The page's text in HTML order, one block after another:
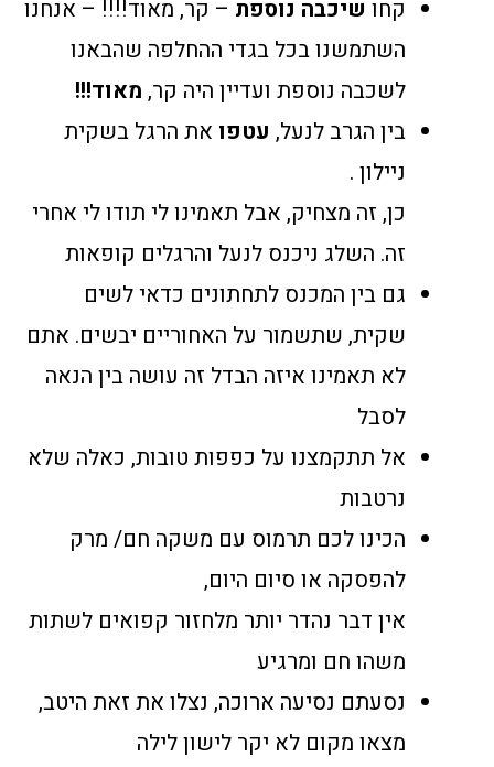
קחו שיכבה נוספת – קר, מאוד!!!! – אנחנו
השתמשנו בכל בגדי ההחלפה שהבאנו
לשכבה נוספת ועדיין היה קר, מאוד!!!
בין הגרב לנעל, עטפו את הרגל בשקית
ניילון .
כן, זה מצחיק, אבל תאמינו לי תודו לי אחרי
זה. השלג ניכנס לנעל והרגלים קופאות
גם בין המכנס לתחתונים כדאי לשים
שקית, שתשמור על האחוריים יבשים. אתם
לא תאמינו איזה הבדל זה עושה בין הנאה
לסבל
אל תתקמצנו על כפפות טובות, כאלה שלא
נרטבות
הכינו לכם תרמוס עם משקה חם/ מרק
להפסקה או סיום היום,
אין דבר נהדר יותר מלחזור קפואים לשתות
משהו חם ומרגיע
נסעתם נסיעה ארוכה, נצלו את זאת היטב,
מצאו מקום לא יקר לישון לילה